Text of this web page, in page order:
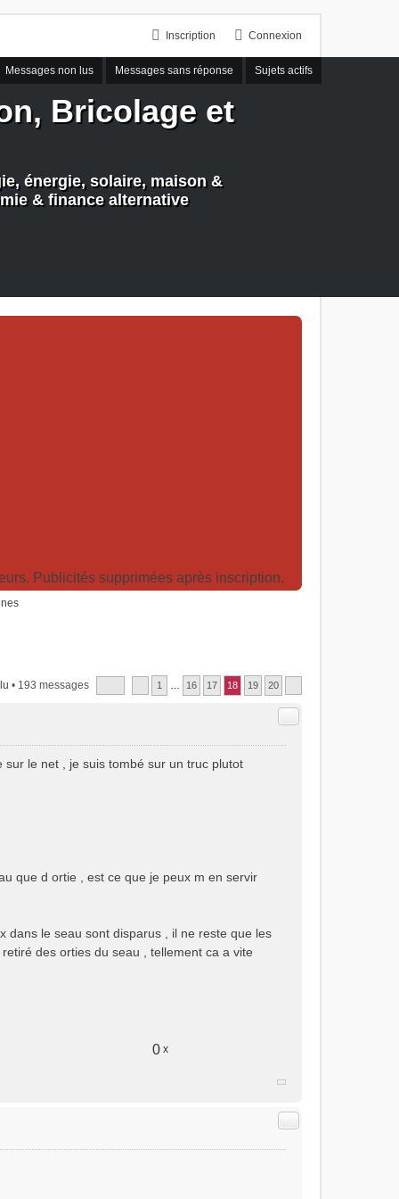
Connexion
Inscription
Messages non lus Messages sans réponse Sujets actifs
Bricolage et
énergie, solaire, maison &
& finance alternative
Publicités supprimées après inscription.
• 193 messages 1 16 17 18 19 20
Citer
le net , je suis tombé sur un truc plutot
que d ortie , est ce que je peux m en servir
dans le seau sont disparus , il ne reste que les
des orties du seau , tellement ca a vite
0 x
Citer